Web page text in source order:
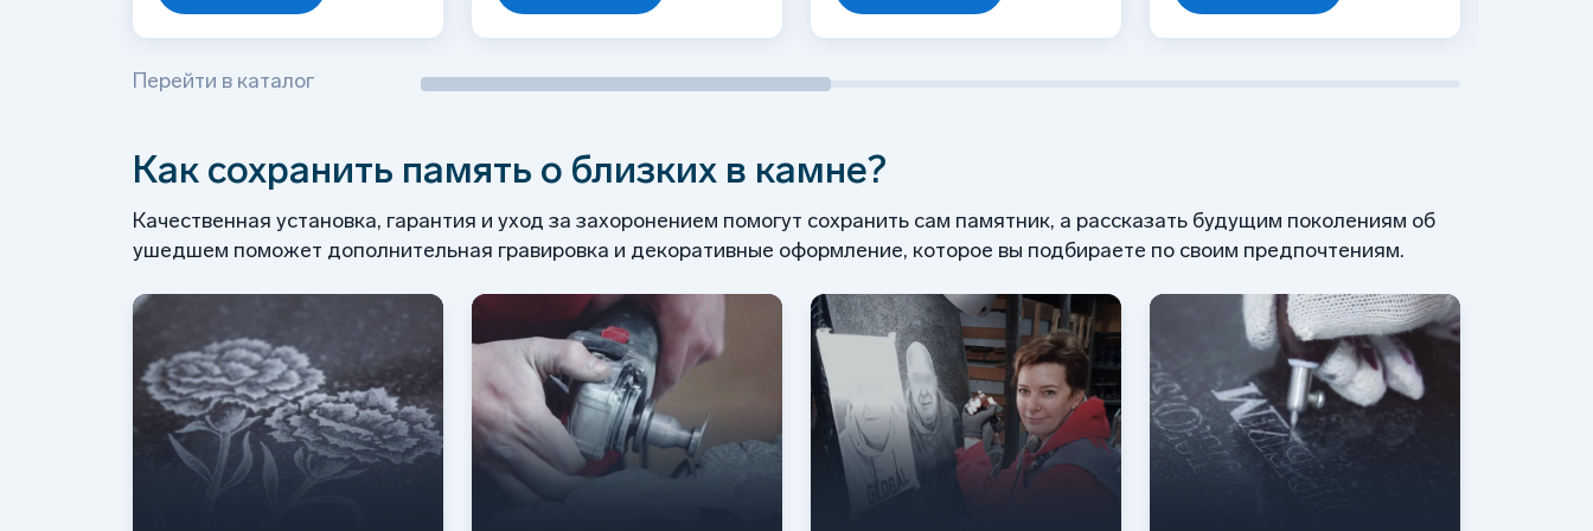
Перейти в каталог
Как сохранить память о близких в камне?
Качественная установка, гарантия и уход за захоронением помогут сохранить сам памятник, а рассказать будущим поколениям об
ушедшем поможет дополнительная гравировка и декоративные оформление, которое вы подбираете по своим предпочтениям.